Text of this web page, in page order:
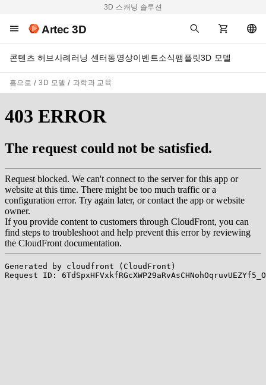
3D 스캐닝 솔루션
Artec 3D
콘텐츠 허브사례러닝 센터동영상이벤트소식팸플릿3D 모델
홈으로 3D 모델 과학과 교육